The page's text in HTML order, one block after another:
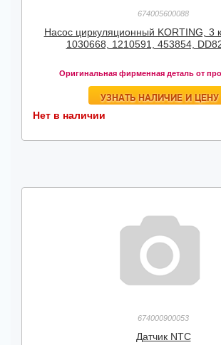
674005600088
Насос циркуляционный KORTING, 3
1030668, 1210591, 453854,
Оригинальная фирменная деталь от
УЗНАТЬ НАЛИЧИЕ И ЦЕНУ
Нет в наличии
674000900053
Датчик NTC